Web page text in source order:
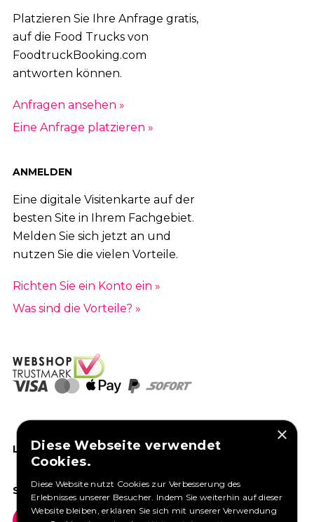
Platzieren Sie Ihre Anfrage gratis,
auf die Food Trucks von
FoodtruckBooking.com
antworten können.
Anfragen ansehen »
Eine Anfrage platzieren »
ANMELDEN
Eine digitale Visitenkarte auf der
besten Site in Ihrem Fachgebiet.
Melden Sie sich jetzt an und
nutzen Sie die vielen Vorteile.
Richten Sie ein Konto ein »
Was sind die Vorteile? »
LIKEN SIE UNS AUF FACEBOOK
SOCIAL MEDIA
×
Diese Webseite verwendet
Cookies.
Diese Website nutzt Cookies zur Verbesserung des
Erlebnisses unserer Besucher. Indem Sie weiterhin auf dieser
Website bleiben, erklären Sie sich mit unserer Verwendung